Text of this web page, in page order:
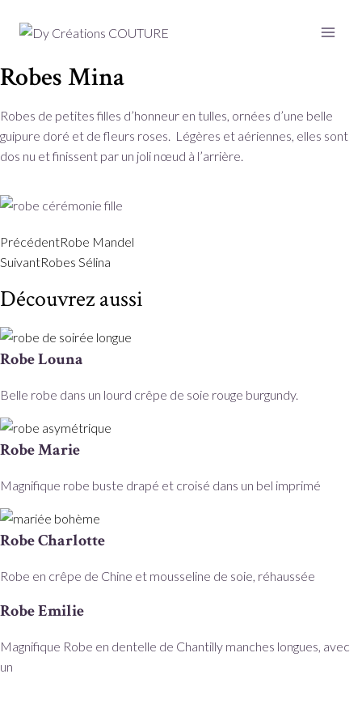
Robes Mina
Robes de petites filles d’honneur en tulles, ornées d’une belle
guipure doré et de fleurs roses. Légères et aériennes, elles sont
dos nu et finissent par un joli nœud à l’arrière.
PrécédentRobe Mandel
SuivantRobes Sélina
Découvrez aussi
Robe Louna
Belle robe dans un lourd crêpe de soie rouge burgundy.
Robe Marie
Magnifique robe buste drapé et croisé dans un bel imprimé
Robe Charlotte
Robe en crêpe de Chine et mousseline de soie, réhaussée
Robe Emilie
Magnifique Robe en dentelle de Chantilly manches longues, avec
un